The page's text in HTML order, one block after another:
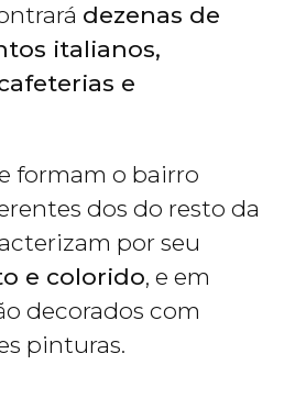
dezenas de
italianos,
e
formam o bairro
dos do resto da
por seu
e colorido, e em
decorados com
pinturas.